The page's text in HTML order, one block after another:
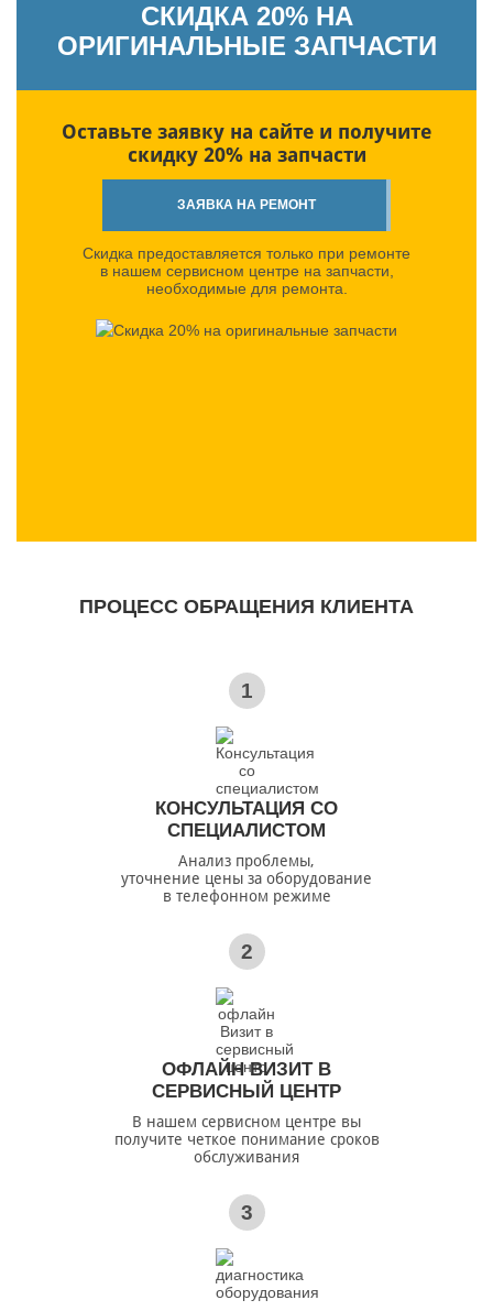
СКИДКА 20% НА
ОРИГИНАЛЬНЫЕ ЗАПЧАСТИ
Оставьте заявку на сайте и получите
скидку 20% на запчасти
ЗАЯВКА НА РЕМОНТ
Скидка предоставляется только при ремонте
в нашем сервисном центре на запчасти,
необходимые для ремонта.
ПРОЦЕСС ОБРАЩЕНИЯ КЛИЕНТА
1
КОНСУЛЬТАЦИЯ СО
СПЕЦИАЛИСТОМ
Анализ проблемы,
уточнение цены за оборудование
в телефонном режиме
2
ОФЛАЙН ВИЗИТ В
СЕРВИСНЫЙ ЦЕНТР
В нашем сервисном центре вы
получите четкое понимание сроков
обслуживания
3